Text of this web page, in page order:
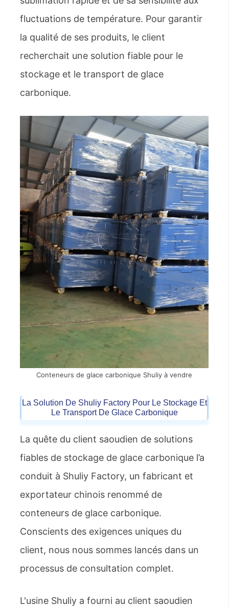
fluctuations de température. Pour garantir
la qualité de ses produits, le client
recherchait une solution fiable pour le
stockage et le transport de glace
carbonique.
Conteneurs de glace carbonique Shuliy à vendre
La Solution De Shuliy Factory Pour Le Stockage Et
Le Transport De Glace Carbonique
La quête du client saoudien de solutions
fiables de stockage de glace carbonique l’a
conduit à Shuliy Factory, un fabricant et
exportateur chinois renommé de
conteneurs de glace carbonique.
Conscients des exigences uniques du
client, nous nous sommes lancés dans un
processus de consultation complet.
L'usine Shuliy a fourni au client saoudien